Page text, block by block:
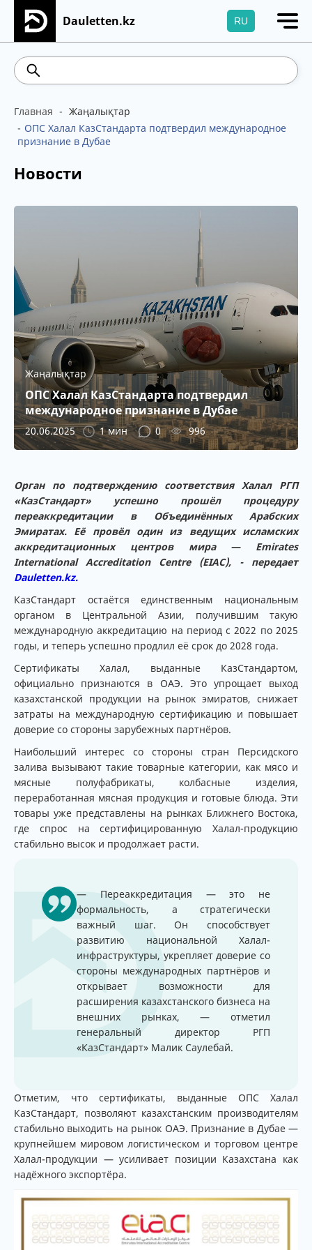
Dauletten.kz RU
Сіздің өтінішіңіз сәтті жіберілді, Рақмет!
Главная
Жаңалықтар
ОПС Халал КазСтандарта подтвердил международное
признание в Дубае
Новости
Жаңалықтар
ОПС Халал КазСтандарта подтвердил
международное признание в Дубае
20.06.2025 1 мин 0 996
Орган по подтверждению соответствия Халал РГП
«КазСтандарт» успешно прошёл процедуру
переаккредитации в Объединённых Арабских
Эмиратах. Её провёл один из ведущих исламских
аккредитационных центров мира — Emirates
International Accreditation Centre (EIAC), - передает
Dauletten.kz.
КазСтандарт остаётся единственным национальным
органом в Центральной Азии, получившим такую
международную аккредитацию на период с 2022 по 2025
годы, и теперь успешно продлил её срок до 2028 года.
Сертификаты Халал, выданные КазСтандартом,
официально признаются в ОАЭ. Это упрощает выход
казахстанской продукции на рынок эмиратов, снижает
затраты на международную сертификацию и повышает
доверие со стороны зарубежных партнёров.
Наибольший интерес со стороны стран Персидского
залива вызывают такие товарные категории, как мясо и
мясные полуфабрикаты, колбасные изделия,
переработанная мясная продукция и готовые блюда. Эти
товары уже представлены на рынках Ближнего Востока,
где спрос на сертифицированную Халал-продукцию
стабильно высок и продолжает расти.
— Переаккредитация — это не
формальность, а стратегически
важный шаг. Он способствует
развитию национальной Халал-
инфраструктуры, укрепляет доверие со
стороны международных партнёров и
открывает возможности для
расширения казахстанского бизнеса на
внешних рынках, — отметил
генеральный директор РГП
«КазСтандарт» Малик Саулебай.
Отметим, что сертификаты, выданные ОПС Халал
КазСтандарт, позволяют казахстанским производителям
стабильно выходить на рынок ОАЭ. Признание в Дубае —
крупнейшем мировом логистическом и торговом центре
Халал-продукции — усиливает позиции Казахстана как
надёжного экспортёра.